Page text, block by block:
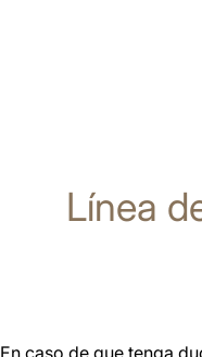
Línea
En caso de que tenga